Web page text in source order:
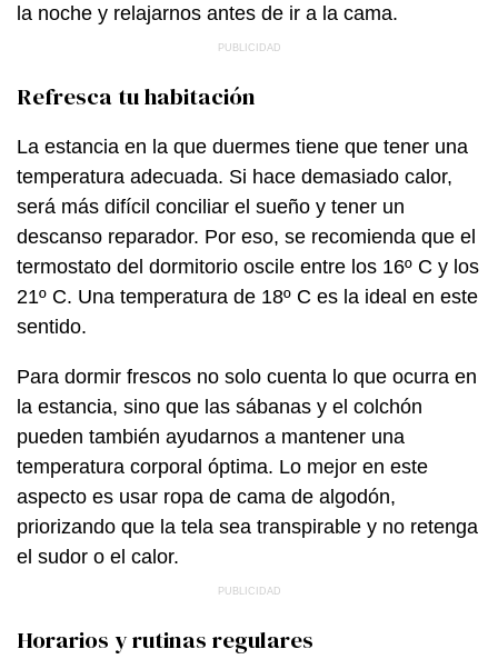
la noche y relajarnos antes de ir a la cama.
Refresca tu habitación
La estancia en la que duermes tiene que tener una
temperatura adecuada. Si hace demasiado calor,
será más difícil conciliar el sueño y tener un
descanso reparador. Por eso, se recomienda que el
termostato del dormitorio oscile entre los 16º C y los
21º C. Una temperatura de 18º C es la ideal en este
sentido.
Para dormir frescos no solo cuenta lo que ocurra en
la estancia, sino que las sábanas y el colchón
pueden también ayudarnos a mantener una
temperatura corporal óptima. Lo mejor en este
aspecto es usar ropa de cama de algodón,
priorizando que la tela sea transpirable y no retenga
el sudor o el calor.
Horarios y rutinas regulares